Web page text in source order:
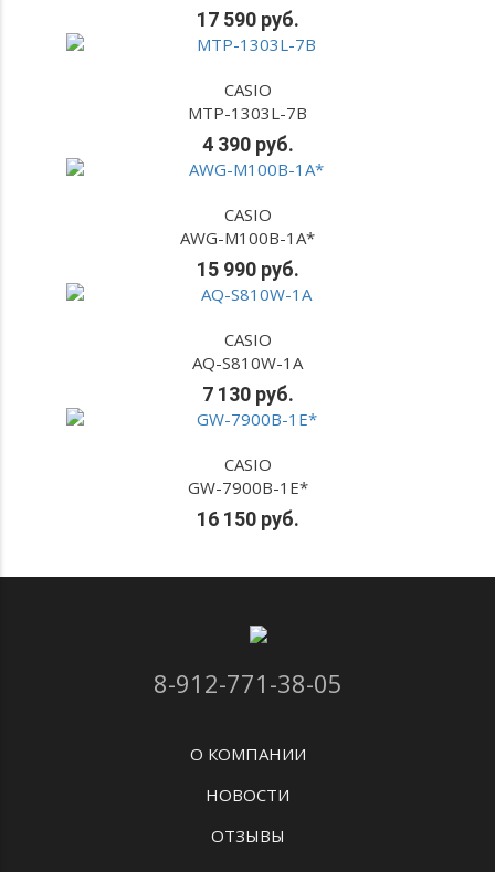
17 590 руб.
CASIO
MTP-1303L-7B
4 390 руб.
CASIO
AWG-M100B-1A*
15 990 руб.
CASIO
AQ-S810W-1A
7 130 руб.
CASIO
GW-7900B-1E*
16 150 руб.
8-912-771-38-05
О КОМПАНИИ
НОВОСТИ
ОТЗЫВЫ